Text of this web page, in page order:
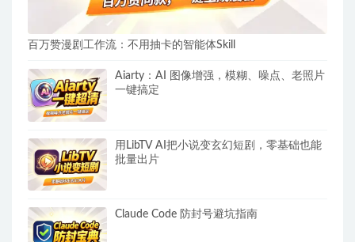
百万赞漫剧工作流：不用抽卡的智能体Skill
Aiarty：AI 图像增强，模糊、噪点、老照片
一键搞定
用LibTV AI把小说变玄幻短剧，零基础也能
批量出片
Claude Code 防封号避坑指南